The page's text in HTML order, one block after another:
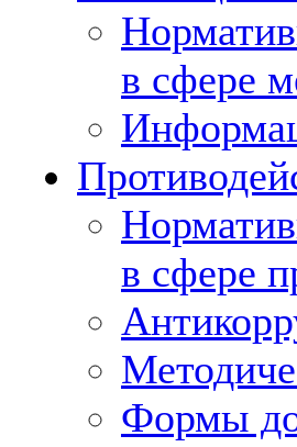
в сфере
в сфере
Формы